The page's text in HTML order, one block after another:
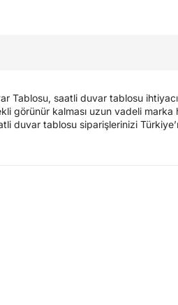
Tablosu, saatli duvar tablosu
kalması uzun vadeli marka
duvar tablosu siparişlerinizi